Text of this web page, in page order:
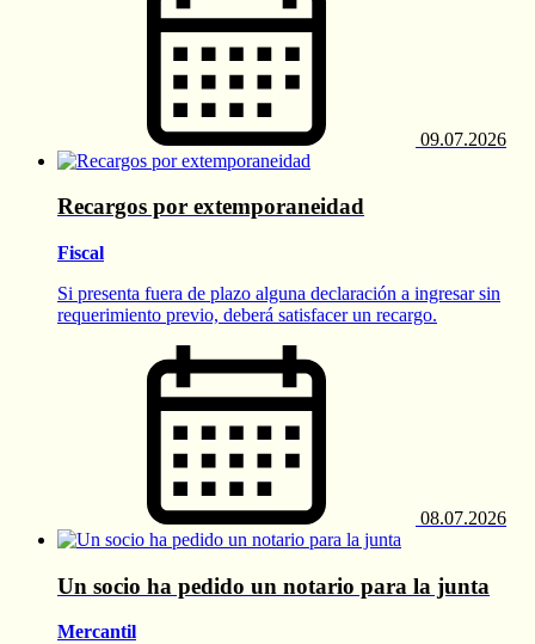
09.07.2026
Recargos por extemporaneidad
Fiscal
Si presenta fuera de plazo alguna declaración a ingresar sin
requerimiento previo, deberá satisfacer un recargo.
08.07.2026
Un socio ha pedido un notario para la junta
Mercantil